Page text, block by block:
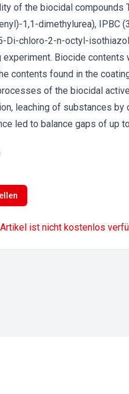
of the biocidal compounds
1,1-dimethylurea), IPBC
Di-chloro-2-n-octyl-
experiment. Biocide contents
contents found in the
of the biocidal
leaching of substances
led to balance gaps of up
ist nicht kostenlos